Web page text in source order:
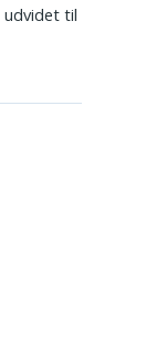
udvidet til